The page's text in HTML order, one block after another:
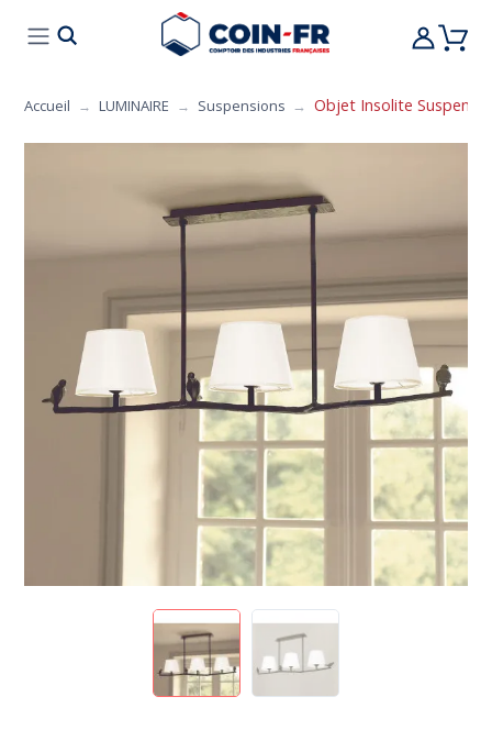
CUISINE MOBILIER
Accueil LUMINAIRE Suspensions Objet Insolite